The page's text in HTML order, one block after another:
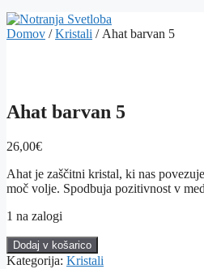
Domov /Kristali / Ahat barvan 5
Ahat barvan 5
26,00€
Ahat je zaščitni kristal, ki nas
moč volje. Spodbuja pozitivnost v
1 na zalogi
Ahat
barvan
Dodaj v košarico
Kategorija: Kristali